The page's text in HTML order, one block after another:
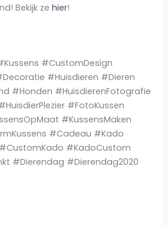
Bekijk zehier!
#CustomDesign
#Huisdieren #Dieren
#Honden #HuisdierenFotografie
#FotoKussen
#KussensMaken
#Cadeau #Kado
#KadoCustom
#Dierendag #Dierendag2020